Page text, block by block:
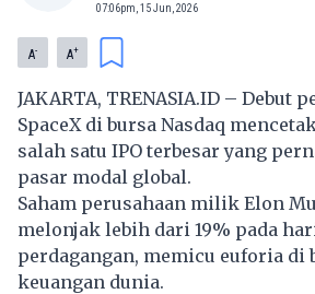
07:06pm, 15 Jun, 2026
A- A+
JAKARTA, TRENASIA.ID – Debut
SpaceX di bursa Nasdaq
salah satu IPO terbesar yang
pasar modal global.
Saham perusahaan milik Elon
melonjak lebih dari 19% pada
perdagangan, memicu euforia di
keuangan dunia.